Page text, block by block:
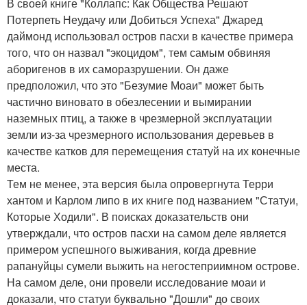
Потерпеть Неудачу или Добиться Успеха" Джаред
даймонд использовал остров пасхи в качестве примера
того, что он назвал "экоцидом", тем самым обвиняя
аборигенов в их саморазрушении. Он даже
предположил, что это "Безумие Моаи" может быть
частично виновато в обезлесении и вымирании
наземных птиц, а также в чрезмерной эксплуатации
земли из-за чрезмерного использования деревьев в
качестве катков для перемещения статуй на их конечные
места.
Тем не менее, эта версия была опровергнута Терри
хантом и Карлом липо в их книге под названием "Статуи,
Которые Ходили". В поисках доказательств они
утверждали, что остров пасхи на самом деле является
примером успешного выживания, когда древние
рапануйцы сумели выжить на негостеприимном острове.
На самом деле, они провели исследование моаи и
доказали, что статуи буквально "Дошли" до своих